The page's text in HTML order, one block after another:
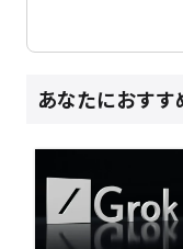
あなたにおす